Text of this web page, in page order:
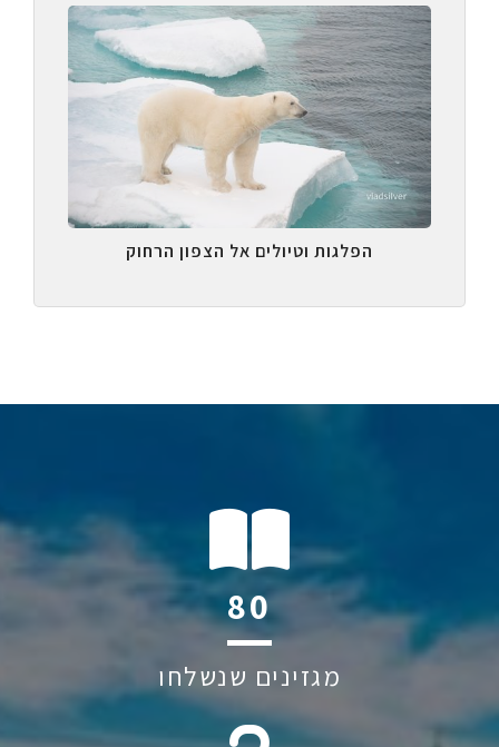
הפלגות וטיולים אל הצפון הרחוק
122
מגזינים שנשלחו